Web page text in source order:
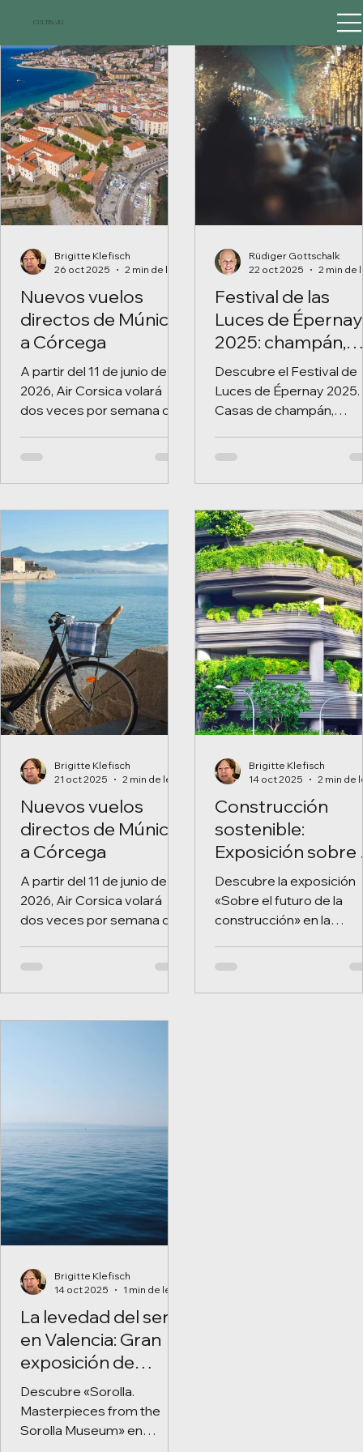
CULTINARI
Nuevos vuelos
directos de Múnich
a Córcega
A partir del 11 de junio de
2026, Air Corsica volará
dos veces por semana de
Córcega: playas, pueblos y
mediterránea.
Brigitte Klefisch
26 oct 2025
Festival de las
Luces de Épernay
2025: champán,
luces y
Descubre el Festival de
Luces de Épernay 2025.
Casas de champán,
festivo en la capital del
14 de diciembre de
Rüdiger Gottschalk
22 oct 2025
Nuevos vuelos
directos de Múnich
a Córcega
A partir del 11 de junio de
2026, Air Corsica volará
dos veces por semana de
Córcega: playas, pueblos y
mediterránea.
Brigitte Klefisch
21 oct 2025
Construcción
sostenible:
Exposición sobre
futuro de la
construcción en
Bonn
Descubre la exposición
«Sobre el futuro de la
construcción» en la
Arquitectura sostenible
innovador hasta el 25 de
Brigitte Klefisch
14 oct 2025
La levedad del ser
en Valencia: Gran
exposición de
Joaquín Sorolla
Descubre «Sorolla.
Masterpieces from the
Sorolla Museum» en
Brigitte Klefisch
14 oct 2025